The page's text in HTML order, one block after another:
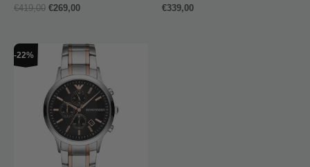
€419,00 €269,00 €339,00
-22%
prix
initial
était :
€409,00.
Le
prix
actuel
est :
€319,00.